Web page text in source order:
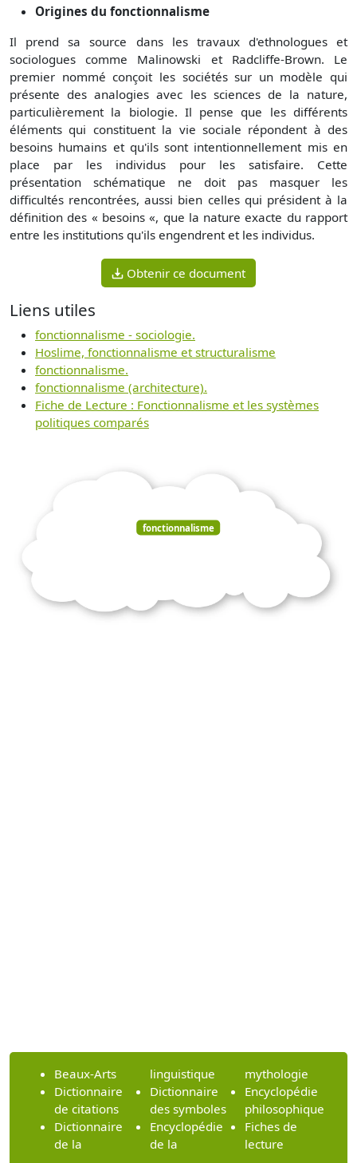
Origines du fonctionnalisme
Il prend sa source dans les travaux d'ethnologues et
sociologues comme Malinowski et Radcliffe-Brown. Le
premier nommé conçoit les sociétés sur un modèle qui
présente des analogies avec les sciences de la nature,
particulièrement la biologie. Il pense que les différents
éléments qui constituent la vie sociale répondent à des
besoins humains et qu'ils sont intentionnellement mis en
place par les individus pour les satisfaire. Cette
présentation schématique ne doit pas masquer les
difficultés rencontrées, aussi bien celles qui président à la
définition des « besoins «, que la nature exacte du rapport
entre les institutions qu'ils engendrent et les individus.
Obtenir ce document
Liens utiles
fonctionnalisme - sociologie.
Hoslime, fonctionnalisme et structuralisme
fonctionnalisme.
fonctionnalisme (architecture).
Fiche de Lecture : Fonctionnalisme et les systèmes
politiques comparés
fonctionnalisme
Beaux-Arts
Dictionnaire
de citations
Dictionnaire
de la
linguistique
Dictionnaire
des symboles
Encyclopédie
de la
mythologie
Encyclopédie
philosophique
Fiches de
lecture